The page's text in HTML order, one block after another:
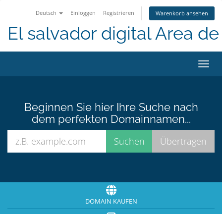
Deutsch Einloggen Registrieren Warenkorb ansehen
El salvador digital Area
ein-/
Beginnen Sie hier Ihre Suche nach
dem perfekten Domainnamen...
DOMAIN KAUFEN